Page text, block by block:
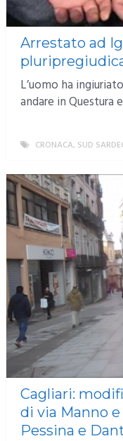
Arrestato ad
L’uomo ha
andare in Questura
CRONACA, SUD
Cagliari:
di via Manno
Pessina e